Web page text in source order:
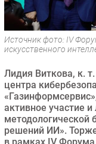
Безопасность
Инновации
CIO/Управление
Здоровье
РАЗДЕЛЫ
Новости
Источник фото: IV
искусственного
Лидия Виткова, к.
центра
активное участие
методологической
решений ИИ».
в рамках IV Форума